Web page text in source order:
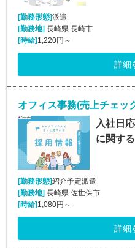
[勤務形態]派遣
[勤務地] 長崎県 長崎市
[時給] 1,220円～
詳細
入社日
に関す
[勤務形態]紹介予定派遣
[勤務地] 長崎県 佐世保市
[時給] 1,080円～
詳細